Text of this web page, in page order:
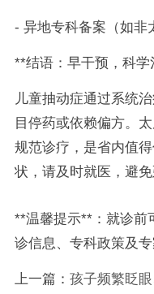
- 异地专科备案（如非
**结语：早干预，科
儿童抽动症通过系统
目停药或依赖偏方。
规范诊疗，是省内值
状，请及时就医，避免
**温馨提示**：就诊前
诊信息、专科政策及
上一篇： 孩子频繁眨